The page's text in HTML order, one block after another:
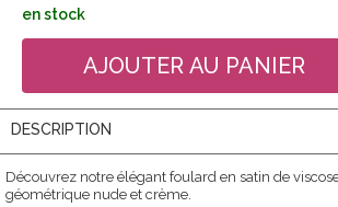
en stock
DESCRIPTION
Découvrez notre élégant foulard en satin de
géométrique nude et crème.